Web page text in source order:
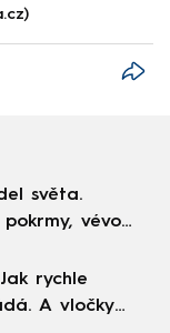
světa.
vévodí
rychle
A vločky